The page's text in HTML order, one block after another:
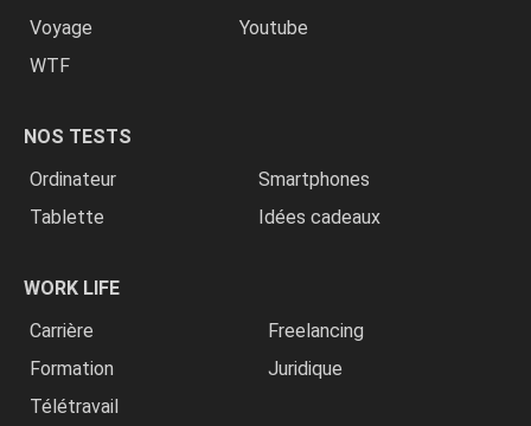
Voyage
Youtube
WTF
NOS TESTS
Ordinateur
Smartphones
Tablette
Idées cadeaux
WORK LIFE
Carrière
Freelancing
Formation
Juridique
Télétravail